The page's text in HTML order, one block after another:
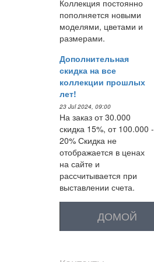
Коллекция постоянно
пополняется новыми
моделями, цветами и
размерами.
Дополнительная
скидка на все
коллекции прошлых
лет!
23 Jul 2024, 09:00
На заказ от 30.000
скидка 15%, от 100.000 -
20% Скидка не
отображается в ценах
на сайте и
рассчитывается при
выставлении счета.
ДОМОЙ